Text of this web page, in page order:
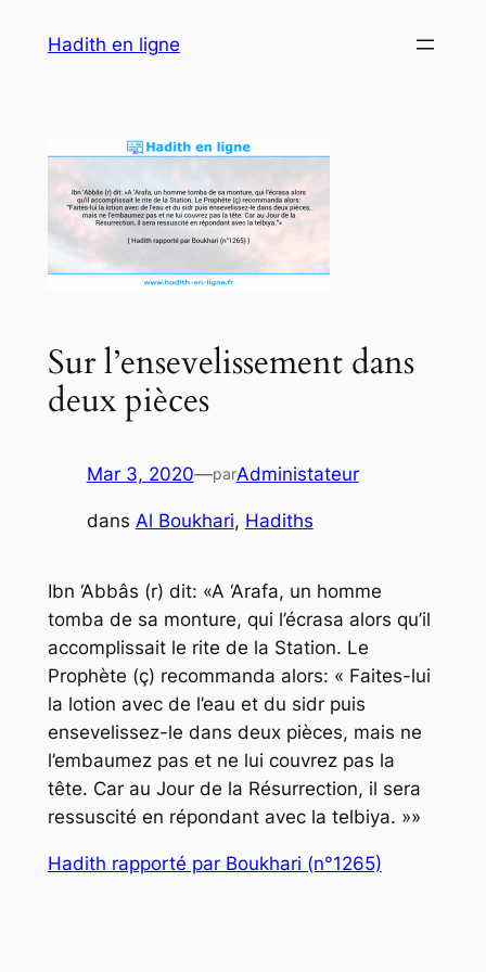
Hadith en ligne
Sur l’ensevelissement dans
deux pièces
Mar 3, 2020—parAdministateur
dans Al Boukhari, Hadiths
Ibn ‘Abbâs (r) dit: «A ‘Arafa, un homme
tomba de sa monture, qui l’écrasa alors qu’il
accomplissait le rite de la Station. Le
Prophète (ç) recommanda alors: « Faites-lui
la lotion avec de l’eau et du sidr puis
ensevelissez-le dans deux pièces, mais ne
l’embaumez pas et ne lui couvrez pas la
tête. Car au Jour de la Résurrection, il sera
ressuscité en répondant avec la telbiya. »»
Hadith rapporté par Boukhari (n°1265)